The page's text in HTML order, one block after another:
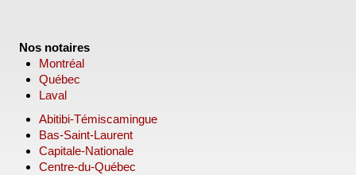
Nos notaires
Montréal
Québec
Laval
Abitibi-Témiscamingue
Bas-Saint-Laurent
Capitale-Nationale
Centre-du-Québec